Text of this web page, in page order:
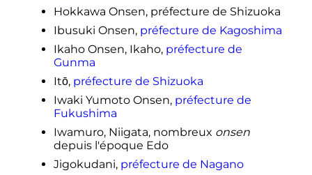
Hokkawa Onsen, préfecture de Shizuoka
Ibusuki Onsen, préfecture de Kagoshima
Ikaho Onsen, Ikaho, préfecture de
Gunma
Itō, préfecture de Shizuoka
Iwaki Yumoto Onsen, préfecture de
Fukushima
Iwamuro, Niigata, nombreux onsen
depuis l'époque Edo
Jigokudani, préfecture de Nagano